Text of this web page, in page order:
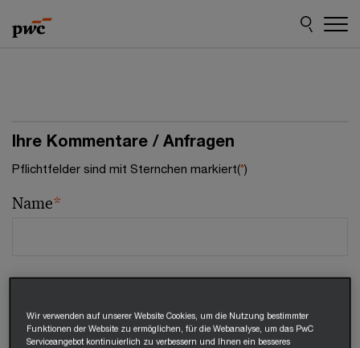
to
content
to
footer
Ihre Kommentare / Anfragen
Pflichtfelder sind mit Sternchen markiert(*)
Name*
Wir verwenden auf unserer Website Cookies, um die Nutzung bestimmter
Funktionen der Website zu ermöglichen, für die Webanalyse, um das PwC
Serviceangebot kontinuierlich zu verbessern und Ihnen ein besseres